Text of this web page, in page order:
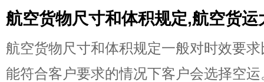
航空货物尺寸和体积规定,航空货
航空货物尺寸和体积规定一般对时效要
能符合客户要求的情况下客户会选择空